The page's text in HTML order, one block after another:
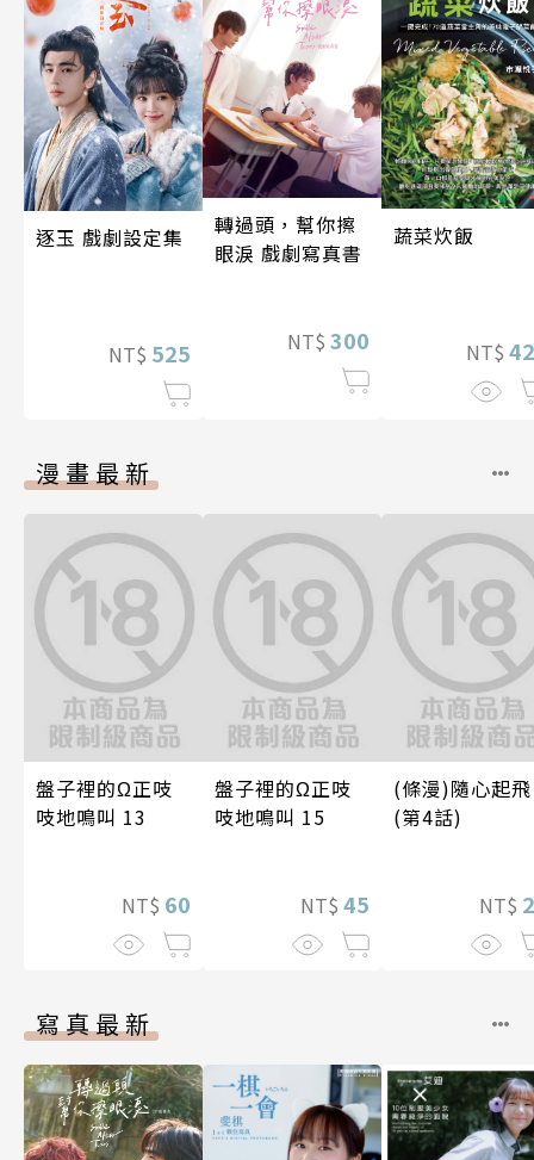
逐玉 戲劇設定集
NT$ 525
轉過頭，幫你擦
眼淚 戲劇寫真書
NT$ 300
蔬菜炊飯
NT$
漫畫最新
盤子裡的Ω正吱
吱地鳴叫 13
NT$ 60
盤子裡的Ω正吱
吱地鳴叫 15
NT$ 45
(條漫)隨心起飛
(第4話)
NT$
寫真最新